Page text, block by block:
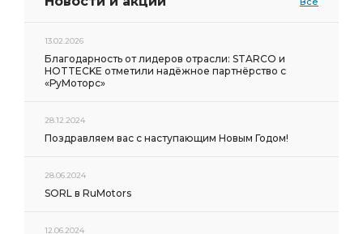
13.02.2026
Благодарность от лидеров отрасли: STARCO и
HOTTECKE отметили надёжное партнёрство с
«РуМоторс»
28.12.2024
Поздравляем вас с наступающим Новым Годом!
28.06.2024
SORL в RuMotors
12.06.2024